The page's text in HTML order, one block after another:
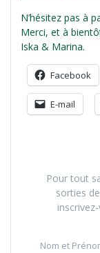
N’hésitez pas à
Merci, et à
Iska & Marina.
Facebook
E-mail
Pour tout
sorties
Nom et